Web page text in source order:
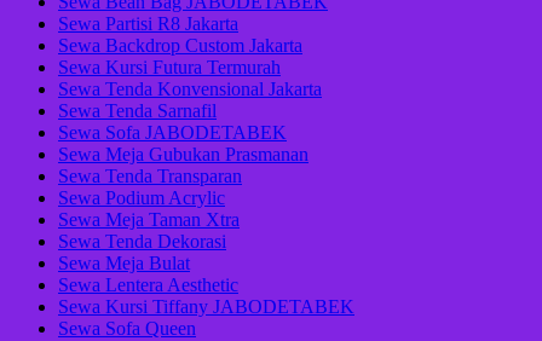
Sewa Partisi R8 Jakarta
Sewa Backdrop Custom Jakarta
Sewa Kursi Futura Termurah
Sewa Tenda Konvensional Jakarta
Sewa Tenda Sarnafil
Sewa Sofa JABODETABEK
Sewa Meja Gubukan Prasmanan
Sewa Tenda Transparan
Sewa Podium Acrylic
Sewa Meja Taman Xtra
Sewa Tenda Dekorasi
Sewa Meja Bulat
Sewa Lentera Aesthetic
Sewa Kursi Tiffany JABODETABEK
Sewa Sofa Queen